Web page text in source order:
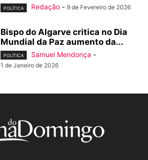
POLÍTICA Redação - 9 de Fevereiro de 2026
Bispo do Algarve critica no Dia
Mundial da Paz aumento da...
POLÍTICA Samuel Mendonça -
1 de Janeiro de 2026